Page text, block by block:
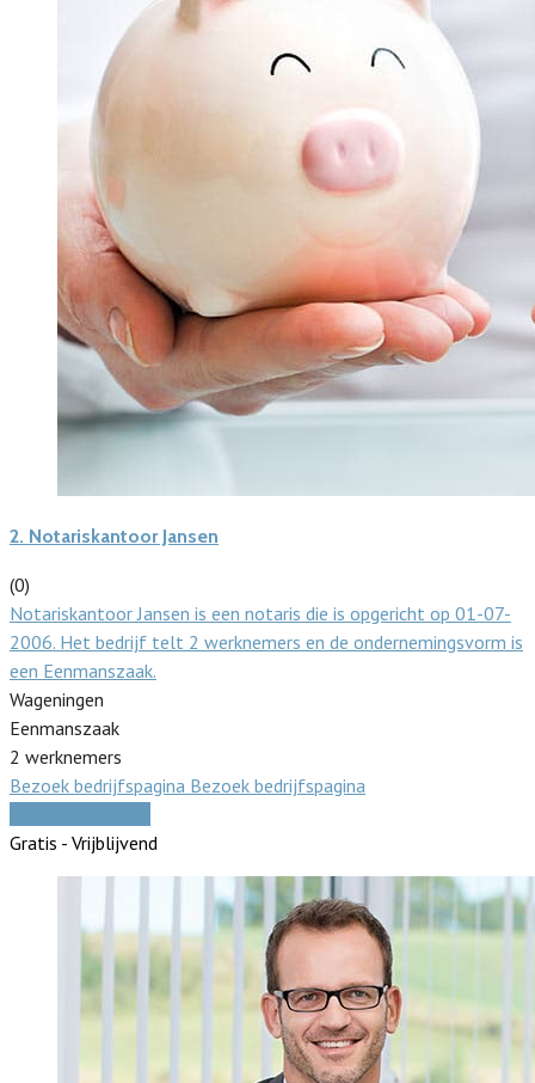
2. Notariskantoor Jansen
(0)
Notariskantoor Jansen is een notaris die is opgericht op 01-07-
2006. Het bedrijf telt 2 werknemers en de ondernemingsvorm is
een Eenmanszaak.
Wageningen
Eenmanszaak
2 werknemers
Bezoek bedrijfspagina Bezoek bedrijfspagina
Gratis - Vrijblijvend